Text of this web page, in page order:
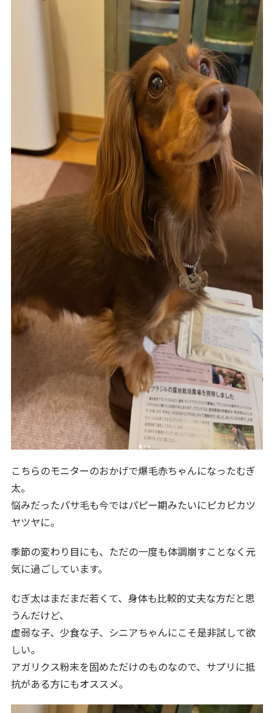
こちらのモニターのおかげで爆毛赤ちゃんになったむぎ
太。
悩みだったパサ毛も今ではパピー期みたいにピカピカツ
ヤツヤに。
季節の変わり目にも、ただの一度も体調崩すことなく元
気に過ごしています。
むぎ太はまだまだ若くて、身体も比較的丈夫な方だと思
うんだけど、
虚弱な子、少食な子、シニアちゃんにこそ是非試して欲
しい。
アガリクス粉末を固めただけのものなので、サプリに抵
抗がある方にもオススメ。